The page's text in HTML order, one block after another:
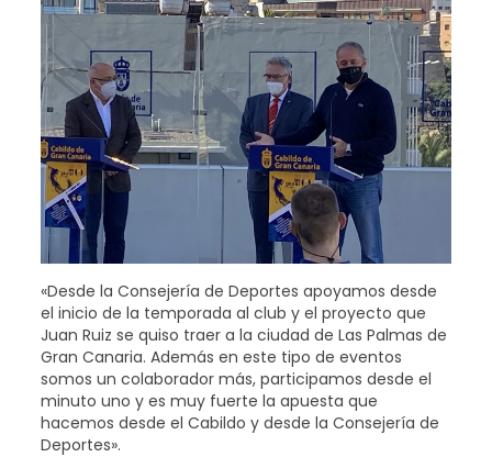
«Desde la Consejería de Deportes apoyamos desde
el inicio de la temporada al club y el proyecto que
Juan Ruiz se quiso traer a la ciudad de Las Palmas de
Gran Canaria. Además en este tipo de eventos
somos un colaborador más, participamos desde el
minuto uno y es muy fuerte la apuesta que
hacemos desde el Cabildo y desde la Consejería de
Deportes».